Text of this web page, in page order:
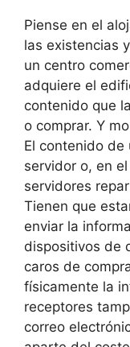
Piense en el
las existencias
un centro
adquiere el
contenido que
o comprar. Y
El contenido de
servidor o, en
servidores
Tienen que
enviar la
dispositivos de
caros de
físicamente la
receptores
correo